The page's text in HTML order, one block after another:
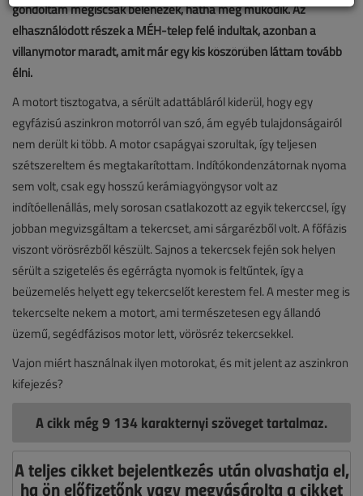
gondoltam mégiscsak belenézek, hátha még működik. Az
elhasználódott részek a MÉH-telep felé indultak, azonban a
villanymotor maradt, amit már egy kis köszörűben láttam tovább
élni.
A motort tisztogatva, a sérült adattábláról kiderül, hogy egy
egyfázisú aszinkron motorról van szó, ám egyéb tulajdonságairól
nem derült ki több. A motor csapágyai szorultak, így teljesen
szétszereltem és megtakarítottam. Indítókondenzátornak nyoma
sem volt, csak egy hosszú kerámiagyöngysor volt az
indítóellenállás, mely sorosan csatlakozott az egyik tekerccsel, így
jobban megvizsgáltam a tekercset, ami sárgarézből volt. A főfázis
viszont vörösrézből készült. Sajnos a tekercsek fején sok helyen
sérült a szigetelés és egérrágta nyomok is feltűntek, így a
beüzemelés helyett egy tekercselőt kerestem fel. A mester meg is
tekercselte nekem a motort, ami természetesen egy állandó
üzemű, segédfázisos motor lett, vörösréz tekercsekkel.
Vajon miért használnak ilyen motorokat, és mit jelent az aszinkron
kifejezés?
A cikk még 9 134 karakternyi szöveget tartalmaz.
A teljes cikket bejelentkezés után olvashatja el,
ha ön előfizetőnk vagy megvásárolta a cikket